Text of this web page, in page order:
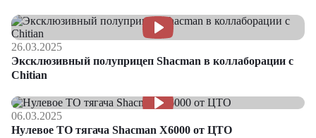
26.03.2025
Эксклюзивный полуприцеп Shacman в коллаборации с
Chitian
06.03.2025
Нулевое ТО тягача Shacman Х6000 от ЦТО